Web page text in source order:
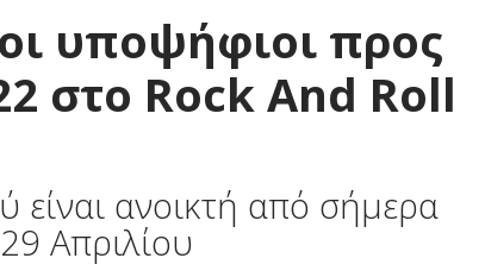
υποψήφιοι προς
στο Rock And Roll
ανοικτή από σήμερα
Απριλίου